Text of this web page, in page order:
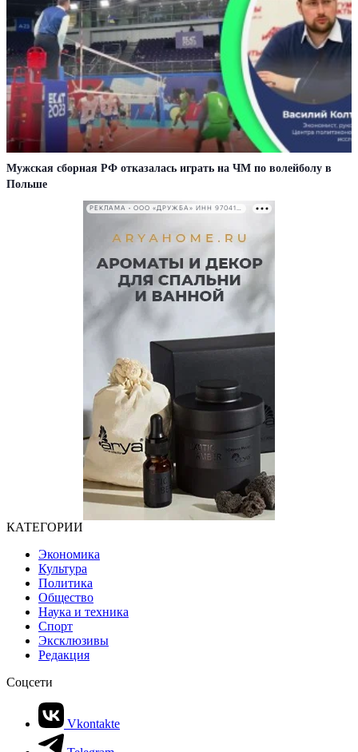
Мужская сборная РФ отказалась играть на ЧМ по волейболу в
Польше
РЕКЛАМА • ООО «ДРУЖБА» ИНН 9704146411
КАТЕГОРИИ
Экономика
Культура
Политика
Общество
Наука и техника
Спорт
Эксклюзивы
Редакция
Соцсети
Vkontakte